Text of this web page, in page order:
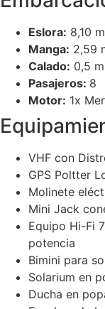
Eslora: 8,10 m
Manga: 2,59
Calado: 0,5 m
Pasajeros: 8
Motor: 1x
VHF con
GPS Poltter
Molinete
Mini Jack
Equipo Hi-Fi
potencia
Bimini para
Solarium en
Ducha en